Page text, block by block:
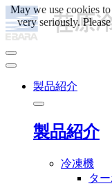
製品紹介
製品紹介
冷凍機
タ
May we use cookies
very seriously.